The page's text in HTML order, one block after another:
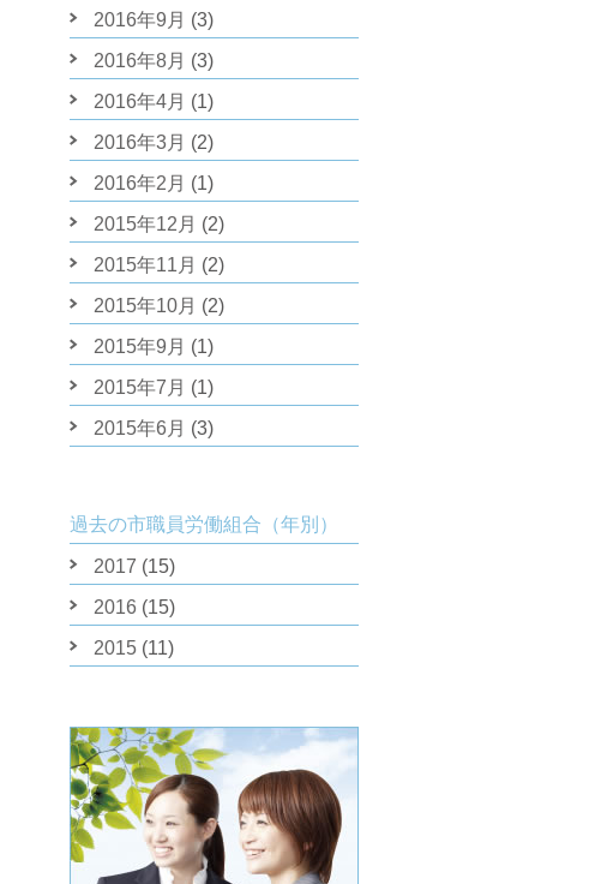
2016年9月 (3)
2016年8月 (3)
2016年4月 (1)
2016年3月 (2)
2016年2月 (1)
2015年12月 (2)
2015年11月 (2)
2015年10月 (2)
2015年9月 (1)
2015年7月 (1)
2015年6月 (3)
過去の市職員労働組合（年別）
2017 (15)
2016 (15)
2015 (11)